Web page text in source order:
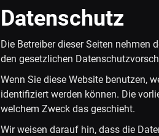
Datenschutz
Die Betreiber dieser Seiten nehmen
den gesetzlichen
Wenn Sie diese Website benutzen,
identifiziert werden können. Die
welchem Zweck das geschieht.
Wir weisen darauf hin, dass die